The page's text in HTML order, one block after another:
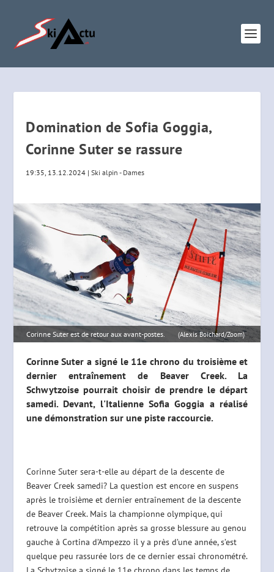
Domination de Sofia Goggia,
Corinne Suter se rassure
19:35, 13.12.2024 |Ski alpin - Dames
Corinne Suter est de retour aux avant-postes. (Alexis Boichard/Zoom)
Corinne Suter a signé le 11e chrono du troisième et
dernier entraînement de Beaver Creek. La
Schwytzoise pourrait choisir de prendre le départ
samedi. Devant, l'Italienne Sofia Goggia a réalisé
une démonstration sur une piste raccourcie.
Corinne Suter sera-t-elle au départ de la descente de
Beaver Creek samedi? La question est encore en suspens
après le troisième et dernier entraînement de la descente
de Beaver Creek. Mais la championne olympique, qui
retrouve la compétition après sa grosse blessure au genou
gauche à Cortina d’Ampezzo il y a près d’une année, s’est
quelque peu rassurée lors de ce dernier essai chronométré.